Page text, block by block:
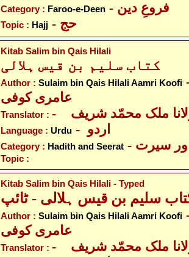
Category : Faroo-e-Deen - فروعِ دین
Topic : Hajj - حج
Kitab Salim bin Qais Hilali
Author : Sulaim bin Qais Hilali Aamri Koofi
عامری کوفی
Translator : ملک محمّد شریف
Language : Urdu
Category : Hadith and Seerat سیرت
Topic :
Kitab Salim bin Qais Hilali - Typed
سلیم بن قیس ہلالی - ٹائپ
Author : Sulaim bin Qais Hilali Aamri Koofi
عامری کوفی
Translator : ملک محمّد شریف